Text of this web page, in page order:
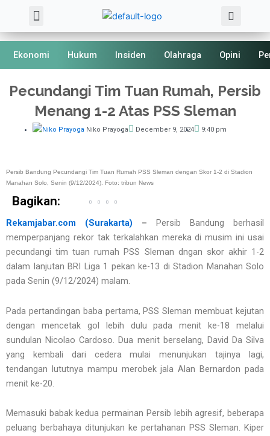
content
Menu
Ekonomi Hukum Insiden Olahraga Opini
Pecundangi Tim Tuan Rumah, Persib
Menang 1-2 Atas PSS Sleman
Niko Prayoga December 9, 2024 9:40 pm
Persib Bandung Pecundangi Tim Tuan Rumah PSS Sleman dengan Skor 1-2 di Stadion
Manahan Solo, Senin (9/12/2024). Foto: tribun News
Bagikan:
Rekamjabar.com (Surakarta) – Persib Bandung berhasil
memperpanjang rekor tak terkalahkan mereka di musim ini usai
pecundangi tim tuan rumah PSS Sleman dngan skor akhir 1-2
dalam lanjutan BRI Liga 1 pekan ke-13 di Stadion Manahan Solo
pada Senin (9/12/2024) malam.
Pada pertandingan baba pertama, PSS Sleman membuat kejutan
dengan mencetak gol lebih dulu pada menit ke-18 melalui
sundulan Nicolao Cardoso. Dua menit berselang, David Da Silva
yang kembali dari cedera mulai menunjukan tajinya lagi,
tendangan lututnya mampu merobek jala Alan Bernardon pada
menit ke-20.
Memasuki babak kedua permainan Persib lebih agresif, beberapa
peluang berbahaya ditunjukan ke pertahanan PSS Sleman. Kiper